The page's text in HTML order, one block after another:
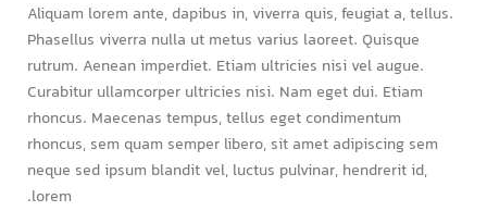
Aliquam lorem ante, dapibus in, viverra quis, feugiat a, tellus.
Phasellus viverra nulla ut metus varius laoreet. Quisque
rutrum. Aenean imperdiet. Etiam ultricies nisi vel augue.
Curabitur ullamcorper ultricies nisi. Nam eget dui. Etiam
rhoncus. Maecenas tempus, tellus eget condimentum
rhoncus, sem quam semper libero, sit amet adipiscing sem
neque sed ipsum blandit vel, luctus pulvinar, hendrerit id,
lorem.